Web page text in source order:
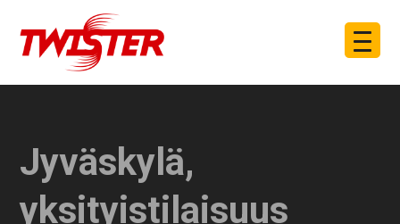
Jyväskylä,
yksityistilaisuus